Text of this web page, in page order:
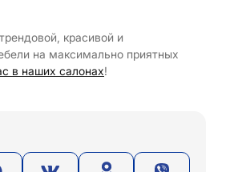
красивой и
на максимально приятных
в наших салонах!